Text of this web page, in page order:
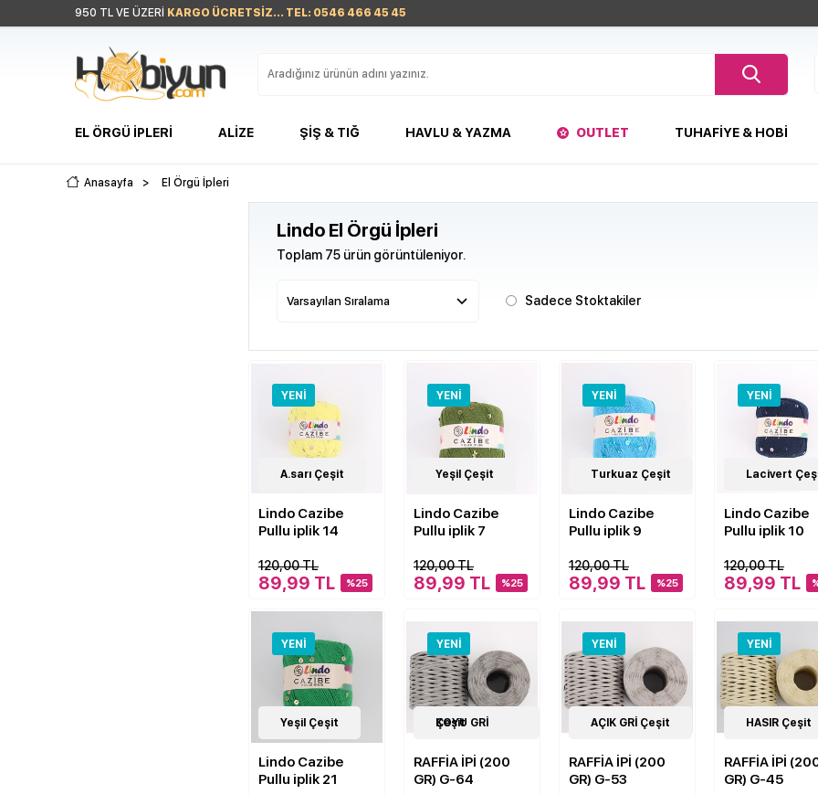
950 TL VE ÜZERİ KARGO ÜCRETSİZ... TEL: 0546 466 45 45
EL ÖRGÜ İPLERI ALIZE ŞIŞ & TIĞ HAVLU & YAZMA OUTLET TUHAFIYE & HOBI
Anasayfa > El Örgü İpleri
Lindo El Örgü İpleri
Toplam 75 ürün görüntüleniyor.
Sadece Stoktakiler
YENI
22Çeşit
A.sarı Çeşit
Lindo Cazibe
Pullu iplik 14
120,00 TL
89,99 TL %25
YENI
22Çeşit
Yeşil Çeşit
Lindo Cazibe
Pullu iplik 7
120,00 TL
89,99 TL %25
YENI
22Çeşit
Turkuaz Çeşit
Lindo Cazibe
Pullu iplik 9
120,00 TL
89,99 TL %25
YENI
22Çeşit
Lacivert
Lindo Cazibe
Pullu iplik 10
120,00 TL
89,99 TL
YENI
22Çeşit
Yeşil Çeşit
Lindo Cazibe
Pullu iplik 21
YENI
14Çeşit
KOYU GRİ Çeşit
RAFFİA İPİ (200
GR) G-64
YENI
14Çeşit
AÇIK GRİ Çeşit
RAFFİA İPİ (200
GR) G-53
YENI
14Çeşit
HASIR Çeşit
RAFFİA İPİ
GR) G-45